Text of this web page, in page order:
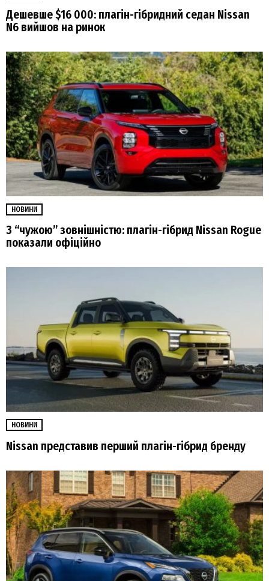
Дешевше $16 000: плагін-гібридний седан Nissan
N6 вийшов на ринок
НОВИНИ
З “чужою” зовнішністю: плагін-гібрид Nissan Rogue
показали офіційно
НОВИНИ
Nissan представив перший плагін-гібрид бренду